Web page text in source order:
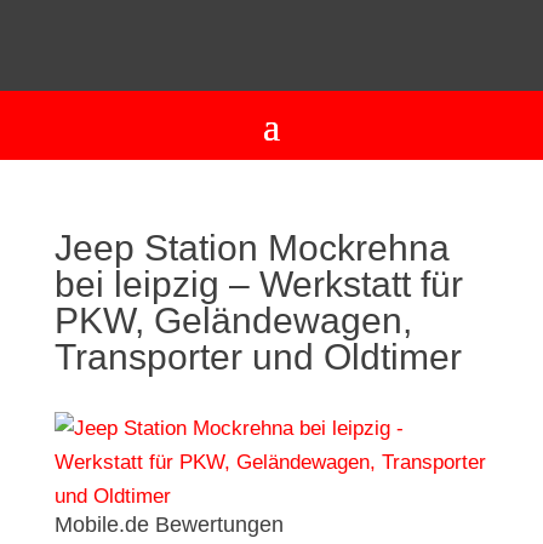
Jeep Station Mockrehna
bei leipzig – Werkstatt für
PKW, Geländewagen,
Transporter und Oldtimer
Mobile.de Bewertungen